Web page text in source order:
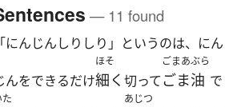
— 11 found
「にんじんしりしり」というのは、にん
んをできるだけ
ほそ
細く 切って
ごまあぶら
ごま油 で
た あじつ